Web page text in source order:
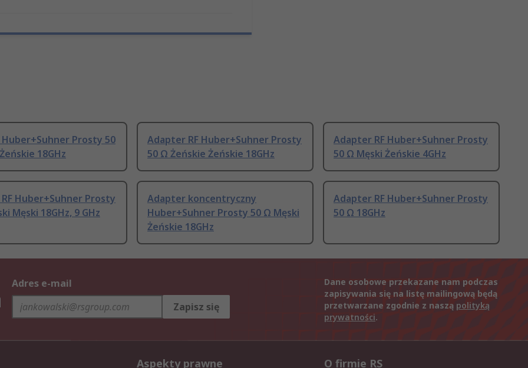
Prosty 50
18GHz
Adapter RF Huber+Suhner Prosty
50 Ω Żeńskie Żeńskie 18GHz
Adapter RF Huber+Suhner Prosty
50 Ω Męski Żeńskie 4GHz
Huber+Suhner Prosty
Męski 18GHz, 9 GHz
Adapter koncentryczny
Huber+Suhner Prosty 50 Ω Męski
Żeńskie 18GHz
Adapter RF Huber+Suhner Prosty
50 Ω 18GHz
Adres e-mail
Zapisz się
Dane osobowe przekazane nam podczas
zapisywania się na listę mailingową będą
przetwarzane zgodnie z naszą polityką
prywatności.
Aspekty prawne O firmie RS